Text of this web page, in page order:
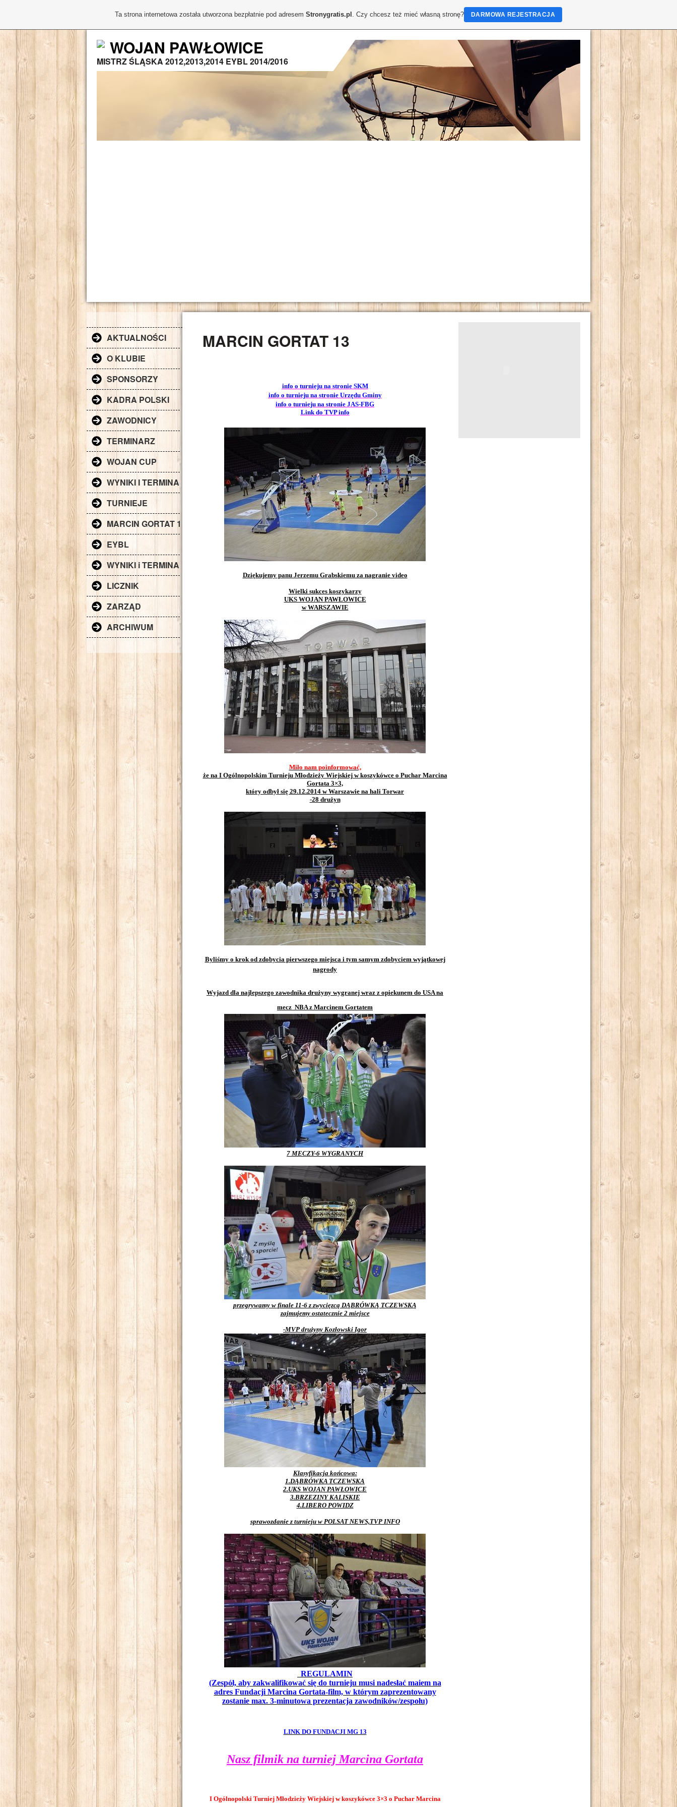
WOJAN PAWŁOWICE
MISTRZ ŚLĄSKA 2012,2013,2014 EYBL 2014/2016
AKTUALNOŚCI
O KLUBIE
SPONSORZY
KADRA POLSKI
ZAWODNICY
TERMINARZ
WOJAN CUP
WYNIKI I TERMINARZ 2014-2015
TURNIEJE
MARCIN GORTAT 13
EYBL
WYNIKI i TERMINARZ 2013-2014
LICZNIK
ZARZĄD
ARCHIWUM
MARCIN GORTAT 13
info o turnieju na stronie SKM
info o turnieju na stronie Urzędu Gminy
info o turnieju na stronie JAS-FBG
Link do TVP info
Dziękujemy panu Jerzemu Grabskiemu za nagranie video
Wielki sukces koszykarzy
UKS WOJAN PAWŁOWICE
w WARSZAWIE
Miło nam poinformować,
że na I Ogólnopolskim Turnieju Młodzieży Wiejskiej w koszykówce o Puchar Marcina
Gortata 3×3,
który odbył się 29.12.2014 w Warszawie na hali Torwar
-28 drużyn
Byliśmy o krok od zdobycia pierwszego miejsca i tym samym zdobyciem wyjątkowej
nagrody
Wyjazd dla najlepszego zawodnika drużyny wygranej wraz z opiekunem do USA na
mecz NBA z Marcinem Gortatem
7 MECZY-6 WYGRANYCH
przegrywamy w finale 11-6 z zwycięzcą DĄBRÓWKĄ TCZEWSKĄ
zajmujemy ostatecznie 2 miejsce
-MVP drużyny Kozłowski Igor
Klasyfikacja końcowa:
1.DĄBRÓWKA TCZEWSKA
2.UKS WOJAN PAWŁOWICE
3.BRZEZINY KALISKIE
4.LIBERO POWIDZ
sprawozdanie z turnieju w POLSAT NEWS,TVP INFO
REGULAMIN
(Zespół, aby zakwalifikować się do turnieju musi nadesłać maiem na
adres Fundacji Marcina Gortata-film, w którym zaprezentowany
zostanie max. 3-minutowa prezentacja zawodników/zespołu)
LINK DO FUNDACJI MG 13
Nasz filmik na turniej Marcina Gortata
I Ogólnopolski Turniej Młodzieży Wiejskiej w koszykówce 3×3 o Puchar Marcina
Ta strona internetowa została utworzona bezpłatnie pod adresem Stronygratis.pl . Czy chcesz też mieć własną stronę? DARMOWA REJESTRACJA